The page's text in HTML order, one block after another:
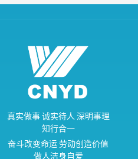
真实做事 诚实待人 深明事理
知行合一
奋斗改变命运劳动创 造价值
做人洁身自爱